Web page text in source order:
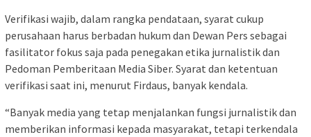
Verifikasi wajib, dalam rangka pendataan, syarat cukup
perusahaan harus berbadan hukum dan Dewan Pers sebagai
fasilitator fokus saja pada penegakan etika jurnalistik dan
Pedoman Pemberitaan Media Siber. Syarat dan ketentuan
verifikasi saat ini, menurut Firdaus, banyak kendala.
“Banyak media yang tetap menjalankan fungsi jurnalistik dan
memberikan informasi kepada masyarakat, tetapi terkendala